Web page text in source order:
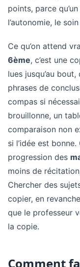
points, parce qu’un
l’autonomie, le
Ce qu’on attend
6ème, c’est une
lues jusqu’au
phrases de
compas si
brouillonne, un
comparaison non
si l’idée est
progression des
moins de
Chercher des
copier, en
que le professeur
la copie.
Comment